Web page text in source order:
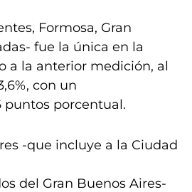
Formosa, Gran
fue la única en la
a la anterior medición, al
con un
porcentual.
-que incluye a la Ciudad
del Gran Buenos Aires-